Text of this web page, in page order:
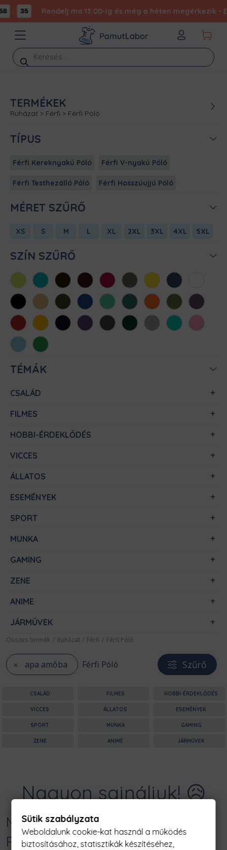
35 Rendelj ma 13:00-ig és még a héten megérkezik -
Products
search
TERMÉKEK
Ruházat > Férfi > Férfi Póló
TÍPUS
Férfi Kereknyakú Póló Férfi V-nyakú Póló
Férfi Testhezálló Póló Férfi Hosszúujjú Póló
MÉRET SZŰRŐ
XS S M L XL 2XL 3XL 4XL 5XL
SZÍN SZŰRŐ
AlmazöldAtollkékBarnaBordóChili Cink Citromsárga
Denim
FeketeHomokKhaki KirálykékMentaMéregzöld
NarancsOliva Padlizsán
Piros SárgaSötétkékSötétlilaSötétszürke
SötétzöldSportszürke
Türkiz
Világos
rózsaszín
Világoskék
Zöld
TÉMÁK
CSALÁD
FILMES
HOBBI-ÉRDEKLŐDÉS
VICCES
ÁLLATOS
ESEMÉNYEK
SPORT
MUNKA
GAMING
ZENE
ANIME
JÁRMŰVEK
Összes termék / Ruházat / Férfi / Férfi Póló
apa amőba Férfi Póló Szűrő
CSALÁD FILMES HOBBI-ÉRDEKLŐDÉS
VICCES ÁLLATOS ESEMÉNYEK
SPORT MUNKA GAMING
ZENE ANIME JÁRMŰVEK
Nagyon sajnáljuk! 😥
Nincs találat erre: "apa amőba Férfi
Póló"
Sütik szabályzata
Weboldalunk cookie-kat használ a működés
biztosításához, statisztikák készítéséhez,